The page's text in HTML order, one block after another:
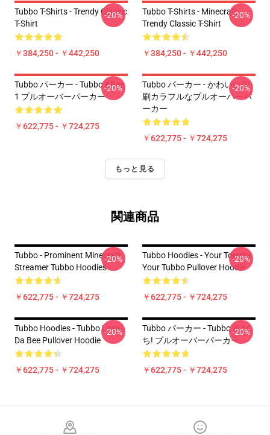
Tubbo T-Shirts - Trendy Classic
T-Shirt
￥384,250 - ￥442,250
-20%
Tubbo T-Shirts - Minecraft
Trendy Classic T-Shirt
￥384,250 - ￥442,250
-20%
Tubbo パーカー - Tubbo &Bee
1 プルオーバーパーカー
￥622,775 - ￥724,275
-20%
Tubbo パーカー - かわいい印
刷カラフルなプルオーバーパ
ーカー
￥622,775 - ￥724,275
-20%
もっと見る
関連商品
Tubbo - Prominent Minecraft
Streamer Tubbo Hoodies
￥622,775 - ￥724,275
-20%
Tubbo Hoodies - Your Tommy
Your Tubbo Pullover Hoodie
￥622,775 - ￥724,275
-20%
Tubbo Hoodies - Tubbo Lova
Da Bee Pullover Hoodie
￥622,775 - ￥724,275
-20%
Tubbo パーカー - Tubbo 友だ
ち! プルオーバーパーカー
￥622,775 - ￥724,275
-20%